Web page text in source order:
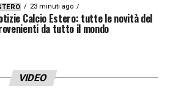
STAMPA
23 minuti ago
Calcio Estero: tutte le novità del
da tutto il mondo
VIDEO